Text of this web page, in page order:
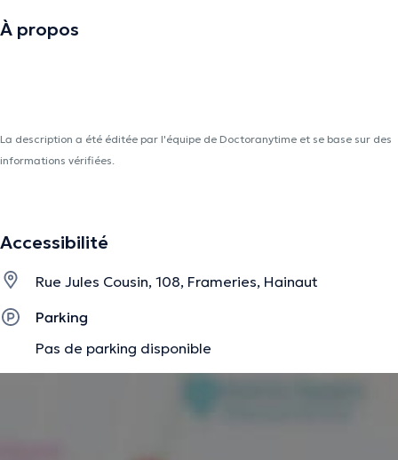
À propos
La description a été éditée par l'équipe de Doctoranytime et se base sur des
informations vérifiées.
Accessibilité
Rue Jules Cousin, 108, Frameries, Hainaut
Parking
Pas de parking disponible